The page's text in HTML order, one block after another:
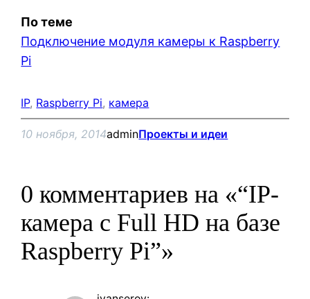
По теме
Подключение модуля камеры к Raspberry
Pi
IP, Raspberry Pi, камера
10 ноября, 2014adminПроекты и идеи
0 комментариев на «“IP-
камера с Full HD на базе
Raspberry Pi”»